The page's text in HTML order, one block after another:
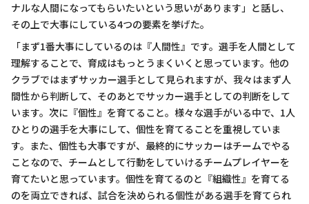
ナルな人間になってもらいたいという思いがあります」と話し、
その上で大事にしている4つの要素を挙げた。
「まず1番大事にしているのは『人間性』です。選手を人間として
理解することで、育成はもっとうまくいくと思っています。他の
クラブではまずサッカー選手として見られますが、我々はまず人
間性から判断して、そのあとでサッカー選手としての判断をして
います。次に『個性』を育てること。様々な選手がいる中で、1人
ひとりの選手を大事にして、個性を育てることを重視していま
す。また、個性も大事ですが、最終的にサッカーはチームでやる
ことなので、チームとして行動をしていけるチームプレイヤーを
育てたいと思っています。個性を育てるのと『組織性』を育てる
のを両立できれば、試合を決められる個性がある選手を育てられ